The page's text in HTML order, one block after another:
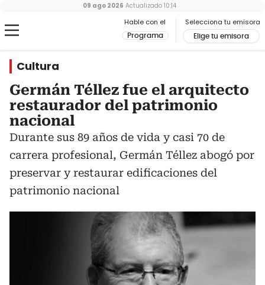
Hable con el
Programa
Selecciona tu emisora
Elige tu emisora
09 ago 2026 Actualizado 10:14
Cultura
Germán Téllez fue el arquitecto
restaurador del patrimonio
nacional
Durante sus 89 años de vida y casi 70 de
carrera profesional, Germán Téllez abogó por
preservar y restaurar edificaciones del
patrimonio nacional